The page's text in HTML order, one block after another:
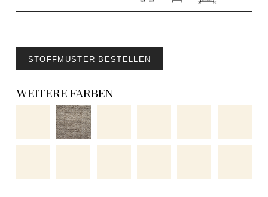
STOFFMUSTER BESTELLEN
WEITERE FARBEN